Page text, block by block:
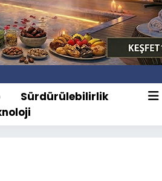
Sürdürülebilirlik